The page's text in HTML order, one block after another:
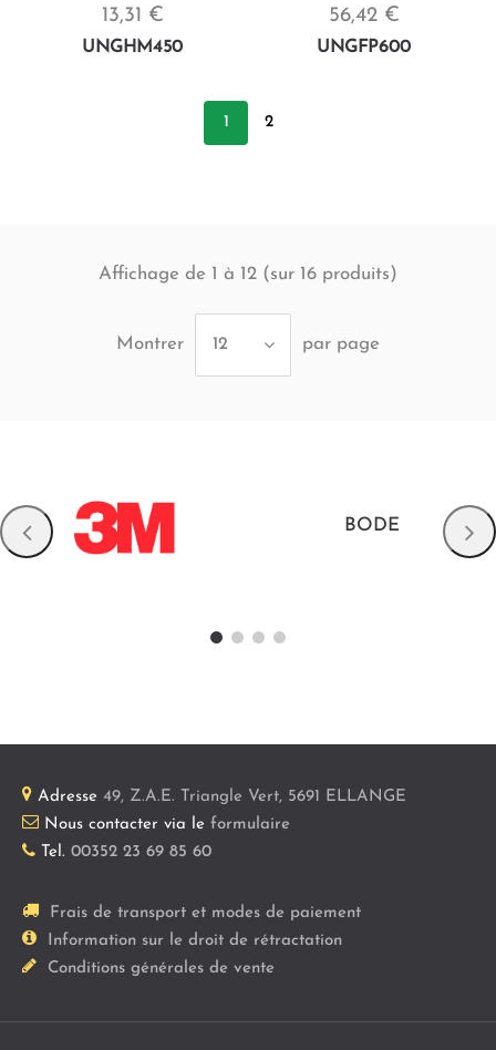
13,31 €
UNGHM450
56,42 €
UNGFP600
1 2
Affichage de 1 à 12 (sur 16 produits)
Montrer 12 par page
BODE
Adresse 49, Z.A.E. Triangle Vert, 5691
ELLANGE
Nous contacter via le formulaire
Tel. 00352 23 69 85 60
Frais de transport et modes de paiement
Information sur le droit de rétractation
Conditions générales de vente